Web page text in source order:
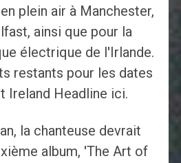
plein air à Manchester,
ainsi que pour la
électrique de l'Irlande.
restants pour les dates
Ireland Headline ici.
la chanteuse devrait
album, 'The Art of